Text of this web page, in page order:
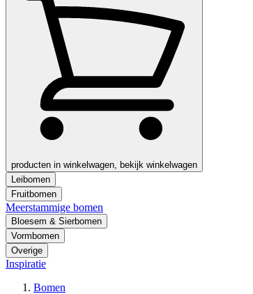
producten in winkelwagen, bekijk winkelwagen
Leibomen
Fruitbomen
Meerstammige bomen
Bloesem & Sierbomen
Vormbomen
Overige
Inspiratie
Bomen